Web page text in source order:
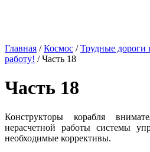
Главная /Космос /Трудные дороги
работу! /Часть 18
Часть 18
Конструкторы корабля
нерасчетной работы системы
необходимые коррективы.